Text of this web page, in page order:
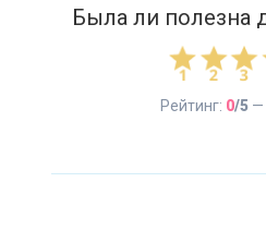
Была ли полезна
Рейтинг: 0/5 —